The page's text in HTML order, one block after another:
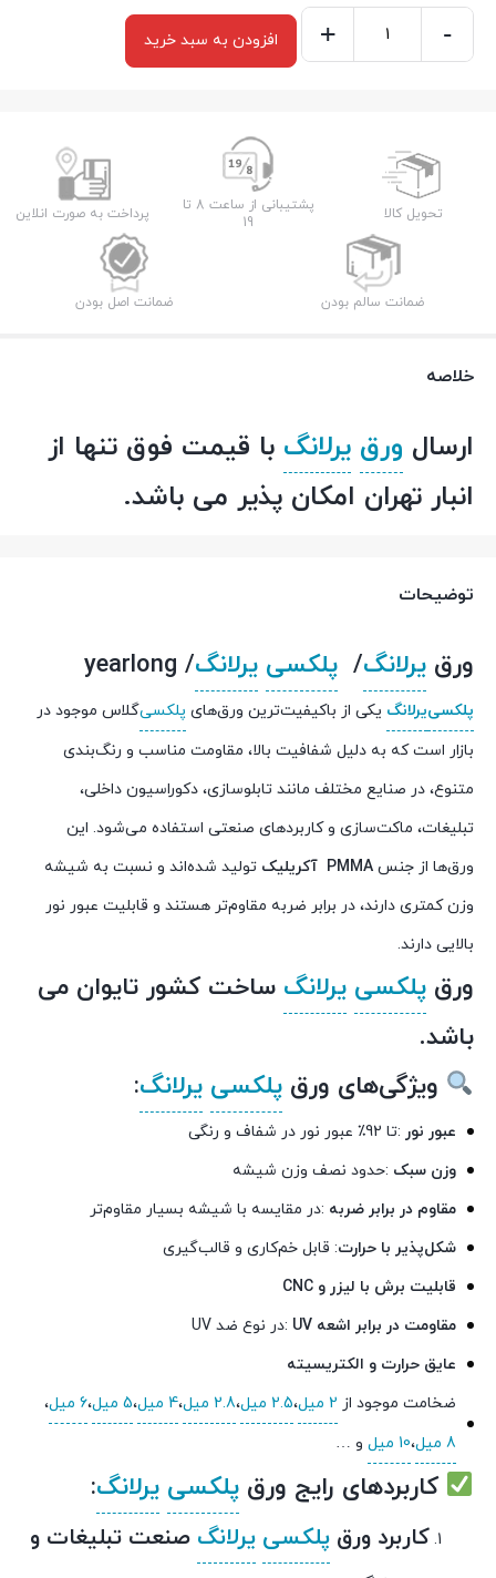
-
+ افزودن به سبد خرید
تحویل کالا
پشتیبانی از ساعت 8 تا
19
پرداخت به صورت انلاین
ضمانت سالم بودن ضمانت اصل بودن
خلاصه
ارسال ورق یرلانگ با قیمت فوق تنها از
انبار تهران امکان پذیر می باشد.
توضیحات
ورق یرلانگ/ پلکسی یرلانگ/
yearlong
پلکسییرلانگ یکی از باکیفیت‌ترین ورق‌های پلکسی‌گلاس موجود در
بازار است که به دلیل شفافیت بالا، مقاومت مناسب و رنگ‌بندی
متنوع، در صنایع مختلف مانند تابلو‌سازی، دکوراسیون داخلی،
تبلیغات، ماکت‌سازی و کاربردهای صنعتی استفاده می‌شود. این
ورق‌ها از جنس PMMA آکریلیک تولید شده‌اند و نسبت به شیشه
وزن کمتری دارند، در برابر ضربه مقاوم‌تر هستند و قابلیت عبور نور
بالایی دارند.
ورق پلکسی یرلانگ ساخت کشور تایوان می
باشد.
ویژگی‌های ورقپلکسی یرلانگ:
عبور نور :تا 92٪ عبور نور در شفاف و رنگی
وزن سبک :حدود نصف وزن شیشه
مقاوم در برابر ضربه :در مقایسه با شیشه بسیار مقاوم‌تر
شکل‌پذیر با حرارت: قابل خم‌کاری و قالب‌گیری
قابلیت برش با لیزر و CNC
مقاومت در برابر اشعه UV :در نوع ضد UV
عایق حرارت و الکتریسیته
ضخامت موجود از 2 میل ،2.5 میل ،2.8 میل ،4 میل ،5 میل ،6 میل
،
8 میل
،10 میل و …
کاربردهای رایج ورقپلکسی یرلانگ:
کاربرد ورق پلکسی یرلانگ صنعت تبلیغات و